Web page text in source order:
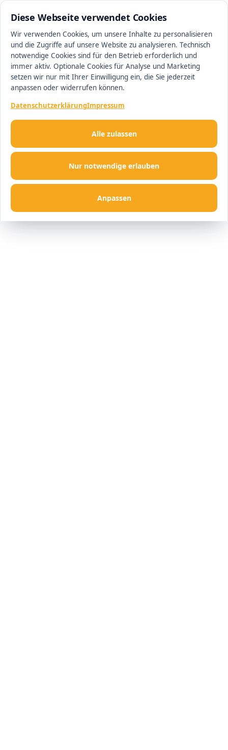
Diese Webseite verwendet Cookies
Wir verwenden Cookies, um unsere Inhalte zu personalisieren
und die Zugriffe auf unsere Website zu analysieren. Technisch
notwendige Cookies sind für den Betrieb erforderlich und
immer aktiv. Optionale Cookies für Analyse und Marketing
setzen wir nur mit Ihrer Einwilligung ein, die Sie jederzeit
anpassen oder widerrufen können.
DatenschutzerklärungImpressum
Nur notwendige erlauben
Anpassen
Alle zulassen